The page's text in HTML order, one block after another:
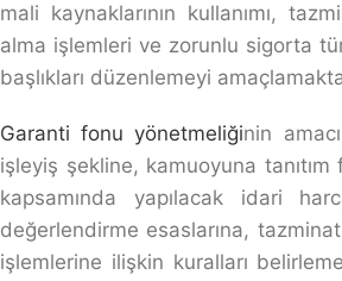
mali kaynaklarının kullanımı,
alma işlemleri ve zorunlu sigorta
başlıkları düzenlemeyi
Garanti fonu yönetmeliğinin
işleyiş şekline, kamuoyuna
kapsamında yapılacak idari
değerlendirme esaslarına,
işlemlerine ilişkin kuralları